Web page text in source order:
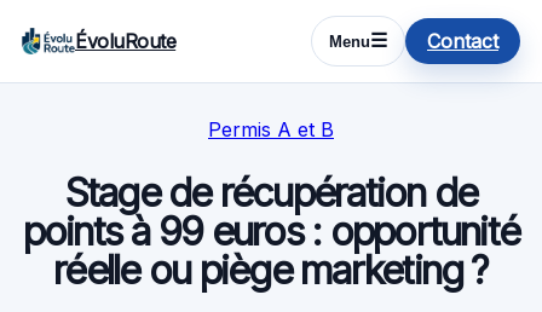
ÉvoluRoute Menu☰ Contact
Permis A et B
Stage de récupération de
points à 99 euros : opportunité
réelle ou piège marketing ?